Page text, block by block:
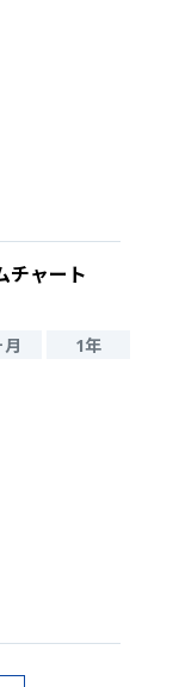
チャート
1年